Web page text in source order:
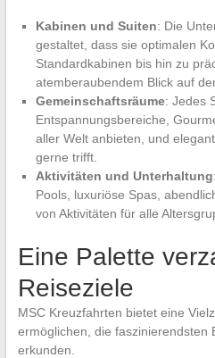
Kabinen und Suiten: Die
gestaltet, dass sie optimalen
Standardkabinen bis hin zu
atemberaubendem Blick auf
Gemeinschaftsräume: Jedes
Entspannungsbereiche,
aller Welt anbieten, und
gerne trifft.
Aktivitäten und Unterhaltung
Pools, luxuriöse Spas,
von Aktivitäten für alle
Eine Palette
Reiseziele
MSC Kreuzfahrten bietet eine
ermöglichen, die faszinierendsten
erkunden.